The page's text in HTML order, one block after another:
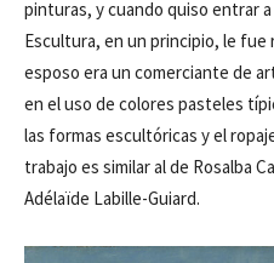
pinturas, y cuando quiso entrar
Escultura, en un principio, le fue
esposo era un comerciante de
en el uso de colores pasteles
las formas escultóricas y el
trabajo es similar al de Rosalba
Adélaïde Labille-Guiard.